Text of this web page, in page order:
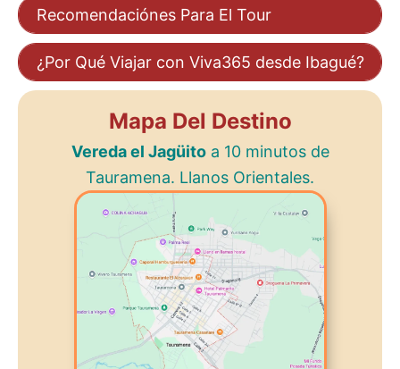
Recomendaciónes Para El Tour
¿Por Qué Viajar con Viva365 desde Ibagué?
Mapa Del Destino
Vereda el Jagüitoa 10 minutos de
Tauramena. Llanos Orientales.